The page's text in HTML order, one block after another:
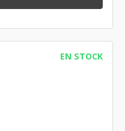
EN STOCK